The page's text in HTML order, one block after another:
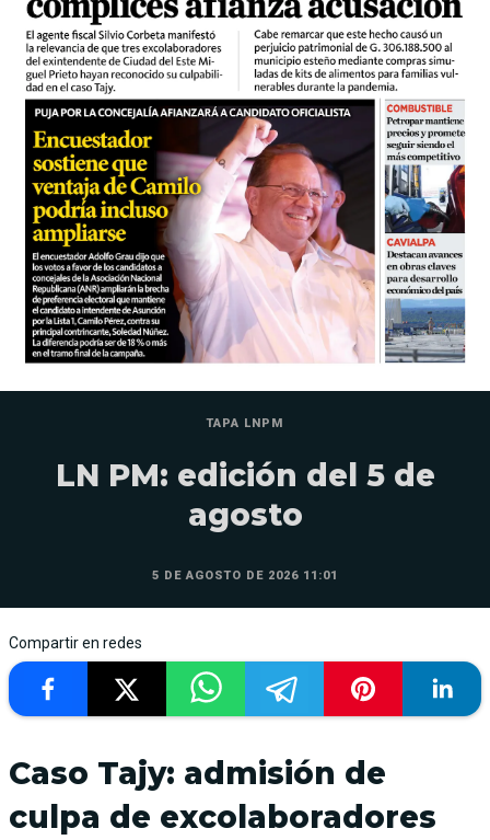
TAPA LNPM
LN PM: edición del 5 de
agosto
5 DE AGOSTO DE 2026 11:01
Compartir en redes
Caso Tajy: admisión de
culpa de excolaboradores